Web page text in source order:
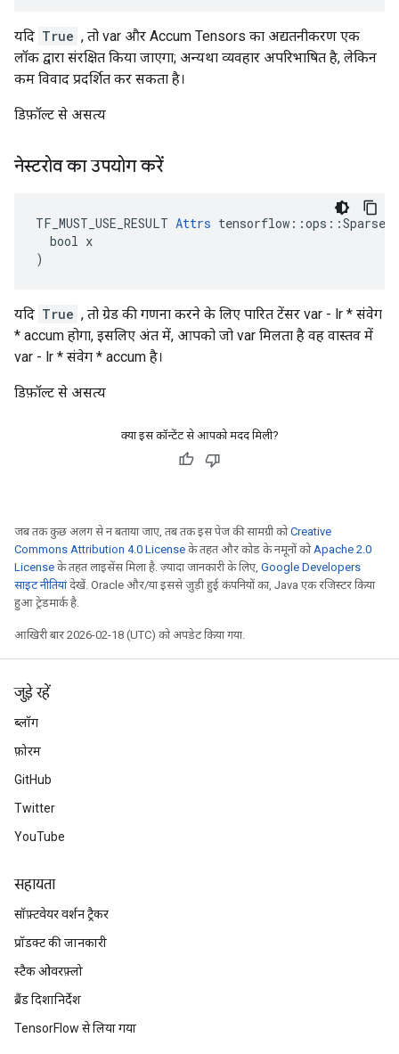
यदि True , तो var और Accum Tensors का अद्यतनीकरण एक
लॉक द्वारा संरक्षित किया जाएगा; अन्यथा व्यवहार अपरिभाषित है, लेकिन
कम विवाद प्रदर्शित कर सकता है।
डिफ़ॉल्ट से असत्य
नेस्टरोव का उपयोग करें
TF_MUST_USE_RESULT Attrs
  bool x
)
यदि True , तो ग्रेड की गणना करने के लिए पारित टेंसर var - lr * संवेग
* accum होगा, इसलिए अंत में, आपको जो var मिलता है वह वास्तव में
var - lr * संवेग * accum है।
डिफ़ॉल्ट से असत्य
क्या इस कॉन्टेंट से आपको मदद मिली?
जब तक कुछ अलग से न बताया जाए, तब तक इस पेज की सामग्री कोCreative
Commons Attribution 4.0 License के तहत और कोड के नमूनों कोApache 2.0
License के तहत लाइसेंस मिला है. ज़्यादा जानकारी के लिए, Google Developers
साइट नीतियांदेखें. Oracle और/या इससे जुड़ी हुई कंपनियों का, Java एक रजिस्टर किया
हुआ ट्रेडमार्क है.
आखिरी बार 2026-02-18 (UTC) को अपडेट किया गया.
जुड़े रहें
ब्लॉग
फ़ोरम
GitHub
Twitter
YouTube
सहायता
सॉफ़्टवेयर वर्शन ट्रैकर
प्रॉडक्ट की जानकारी
स्टैक ओवरफ़्लो
ब्रैंड दिशानिर्देश
TensorFlow से लिया गया